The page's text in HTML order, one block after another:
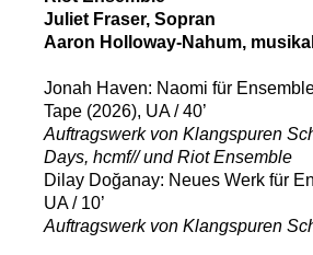
Juliet Fraser, Sopran
Aaron Holloway-Nahum,
Jonah Haven: Naomi für
Tape (2026), UA / 40’
Auftragswerk von Klangspuren
Days, hcmf// und Riot Ensemble
Dilay Doğanay: Neues Werk für
UA / 10’
Auftragswerk von Klangspuren